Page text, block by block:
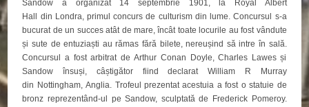
Sandow a organizat 14 septembrie 1901, la Royal Albert
Hall din Londra, primul concurs de culturism din lume. Concursul s-a
bucurat de un succes atât de mare, încât toate locurile au fost vândute
și sute de entuziaști au rămas fără bilete, nereușind să intre în sală.
Concursul a fost arbitrat de Arthur Conan Doyle, Charles Lawes și
Sandow însuși, câștigător fiind declarat William R Murray
din Nottingham, Anglia. Trofeul prezentat acestuia a fost o statuie de
bronz reprezentând-ul pe Sandow, sculptată de Frederick Pomeroy.